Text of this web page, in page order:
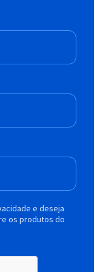
e deseja
os produtos do